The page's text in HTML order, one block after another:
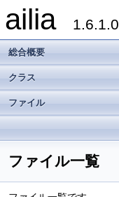
ailia 1.6.1.0
総合概要
クラス
ファイル
ファイル一覧